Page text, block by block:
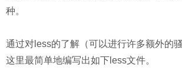
种。
通过对less的了解（可以进行许多额外的
这里最简单地编写出如下less文件。